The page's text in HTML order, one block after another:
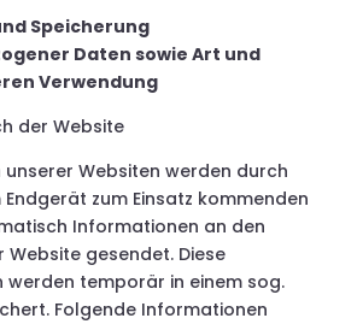
Speicherung
Daten sowie Art und
Verwendung
der Website
unserer Websiten werden durch
zum Einsatz kommenden
Informationen an den
Website gesendet. Diese
werden temporär in einem sog.
Folgende Informationen